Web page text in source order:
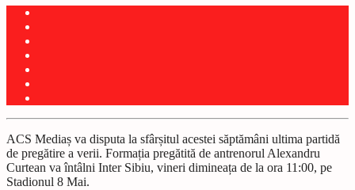
ACS Mediaș va disputa la sfârșitul acestei săptămâni ultima partidă
de pregătire a verii. Formația pregătită de antrenorul Alexandru
Curtean va întâlni Inter Sibiu, vineri dimineața de la ora 11:00, pe
Stadionul 8 Mai.